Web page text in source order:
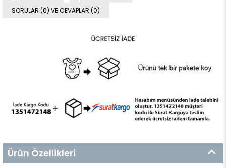
SORULAR (0) VE CEVAPLAR (0)
Ürün Özellikleri